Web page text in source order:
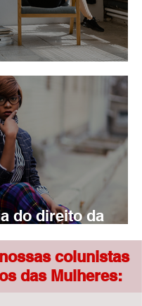
criminosas
do direito da
colunistas
das Mulheres: